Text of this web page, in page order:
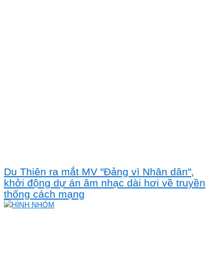
Du Thiên ra mắt MV "Đảng vì Nhân dân",
khởi động dự án âm nhạc dài hơi về truyền
thống cách mạng